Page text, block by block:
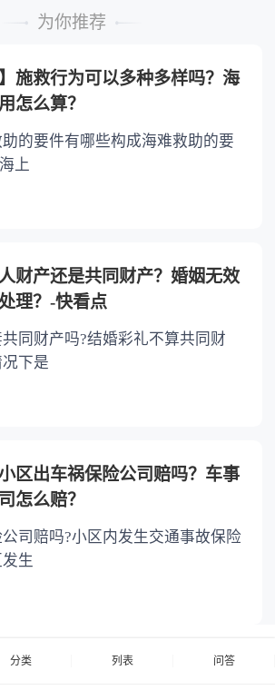
尽扶养义务的，分配遗产时，应当
为你推荐
施救行为可以多种多样吗？海
怎么算？
的要件有哪些构成海难救助的要
上
财产还是共同财产？婚姻无效
理？-快看点
同财产吗?结婚彩礼不算共同财
下是
区出车祸保险公司赔吗？车事
怎么赔？
司赔吗?小区内发生交通事故保险
生
分类 列表 问答